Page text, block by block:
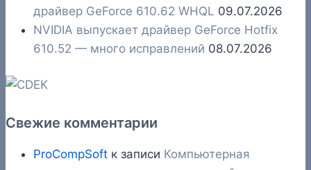
драйвер GeForce 610.62 WHQL 09.07.2026
NVIDIA выпускает драйвер GeForce Hotfix
610.52 — много исправлений 08.07.2026
Свежие комментарии
ProCompSoft к записи Компьютерная